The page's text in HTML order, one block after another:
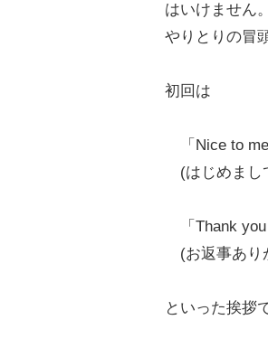
はいけません
やりとりの冒
初回は
「Nice to
(はじめまし
「Thank you
(お返事あり
といった挨拶